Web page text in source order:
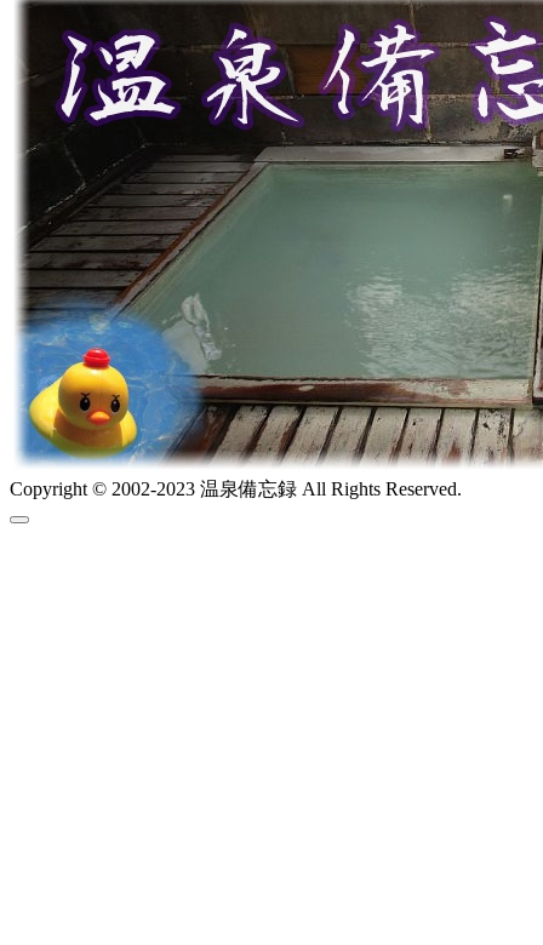
Copyright © 2002-2023 温泉備忘録 All Rights Reserved.